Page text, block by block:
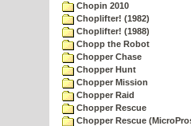
Chopin 2010
Choplifter! (1982)
Choplifter! (1988)
Chopp the Robot
Chopper Chase
Chopper Hunt
Chopper Mission
Chopper Raid
Chopper Rescue
Chopper Rescue